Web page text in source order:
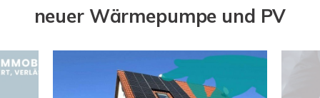
neuer Wärmepumpe und PV